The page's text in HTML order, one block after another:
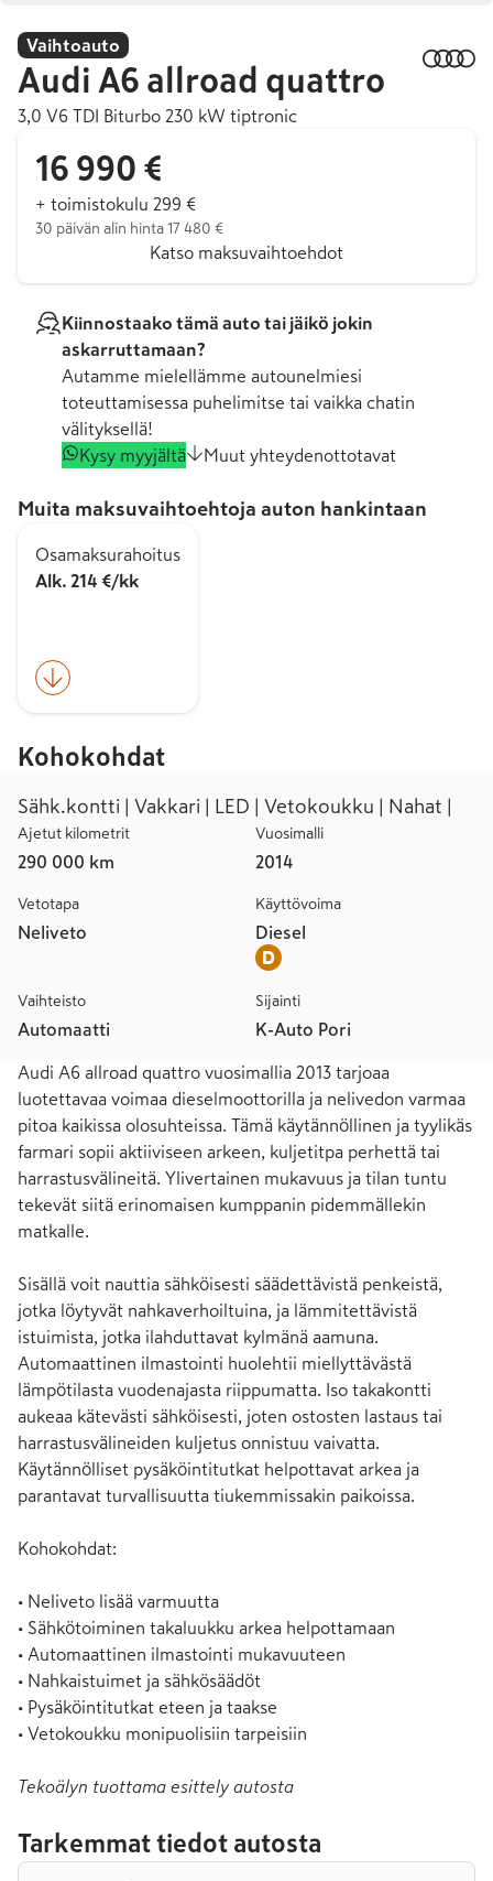
Vaihtoauto
Audi A6 allroad quattro
3,0 V6 TDI Biturbo 230 kW tiptronic
16 990 €
+ toimistokulu 299 €
30 päivän alin hinta 17 480 €
Katso maksuvaihtoehdot
Kiinnostaako tämä auto tai jäikö jokin
askarruttamaan?
Autamme mielellämme autounelmiesi
toteuttamisessa puhelimitse tai vaikka chatin
välityksellä!
Kysy myyjältä
Muut yhteydenottotavat
Muita maksuvaihtoehtoja auton hankintaan
Osamaksurahoitus
Alk. 214 €/kk
Kohokohdat
Sähk.kontti | Vakkari | LED | Vetokoukku | Nahat |
Ajetut kilometrit
290 000 km
Vuosimalli
2014
Vetotapa
Neliveto
Käyttövoima
Diesel
Vaihteisto
Automaatti
Sijainti
K-Auto Pori
Audi A6 allroad quattro vuosimallia 2013 tarjoaa
luotettavaa voimaa dieselmoottorilla ja nelivedon varmaa
pitoa kaikissa olosuhteissa. Tämä käytännöllinen ja tyylikäs
farmari sopii aktiiviseen arkeen, kuljetitpa perhettä tai
harrastusvälineitä. Ylivertainen mukavuus ja tilan tuntu
tekevät siitä erinomaisen kumppanin pidemmällekin
matkalle.
Sisällä voit nauttia sähköisesti säädettävistä penkeistä,
jotka löytyvät nahkaverhoiltuina, ja lämmitettävistä
istuimista, jotka ilahduttavat kylmänä aamuna.
Automaattinen ilmastointi huolehtii miellyttävästä
lämpötilasta vuodenajasta riippumatta. Iso takakontti
aukeaa kätevästi sähköisesti, joten ostosten lastaus tai
harrastusvälineiden kuljetus onnistuu vaivatta.
Käytännölliset pysäköintitutkat helpottavat arkea ja
parantavat turvallisuutta tiukemmissakin paikoissa.
Kohokohdat:
• Neliveto lisää varmuutta
• Sähkötoiminen takaluukku arkea helpottamaan
• Automaattinen ilmastointi mukavuuteen
• Nahkaistuimet ja sähkösäädöt
• Pysäköintitutkat eteen ja taakse
• Vetokoukku monipuolisiin tarpeisiin
Tekoälyn tuottama esittely autosta
Tarkemmat tiedot autosta